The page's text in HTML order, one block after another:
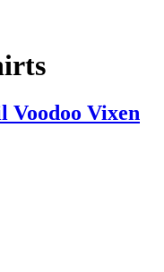
Voodoo Vixen